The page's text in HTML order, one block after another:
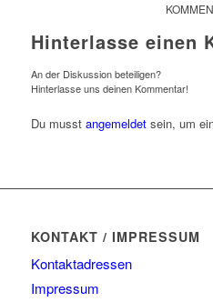
Hinterlasse einen
An der Diskussion beteiligen?
Hinterlasse uns deinen Kommentar!
Du musst angemeldetsein, um
KONTAKT / IMPRESSUM
Kontaktadressen
Impressum